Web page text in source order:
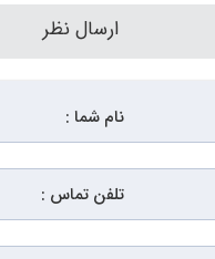
گلسز کالا سفارش دهید.
ارسال نظر
نام شما :
تلفن تماس :